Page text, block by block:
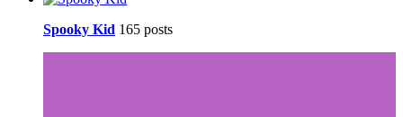
Spooky Kid 165 posts